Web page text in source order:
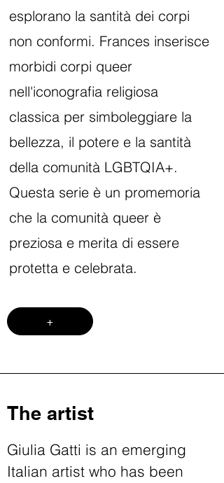
esplorano la santità dei corpi
non conformi. Frances inserisce
morbidi corpi queer
nell'iconografia religiosa
classica per simboleggiare la
bellezza, il potere e la santità
della comunità LGBTQIA+.
Questa serie è un promemoria
che la comunità queer è
preziosa e merita di essere
protetta e celebrata.
+
The artist
Giulia Gatti is an emerging
Italian artist who has been